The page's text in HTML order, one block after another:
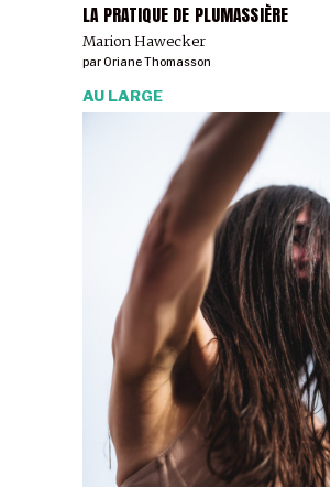
LA PRATIQUE DE PLUMASSIÈRE
Marion Hawecker
parOriane Thomasson
AU LARGE